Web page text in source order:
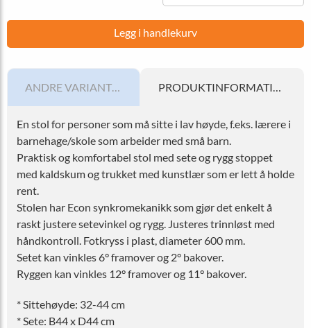
Legg i handlekurv
ANDRE VARIANTER PRODUKTINFORMATION
En stol for personer som må sitte i lav høyde, f.eks. lærere i
barnehage/skole som arbeider med små barn.
Praktisk og komfortabel stol med sete og rygg stoppet
med kaldskum og trukket med kunstlær som er lett å holde
rent.
Stolen har Econ synkromekanikk som gjør det enkelt å
raskt justere setevinkel og rygg. Justeres trinnløst med
håndkontroll. Fotkryss i plast, diameter 600 mm.
Setet kan vinkles 6° framover og 2° bakover.
Ryggen kan vinkles 12° framover og 11° bakover.
* Sittehøyde: 32-44 cm
* Sete: B44 x D44 cm